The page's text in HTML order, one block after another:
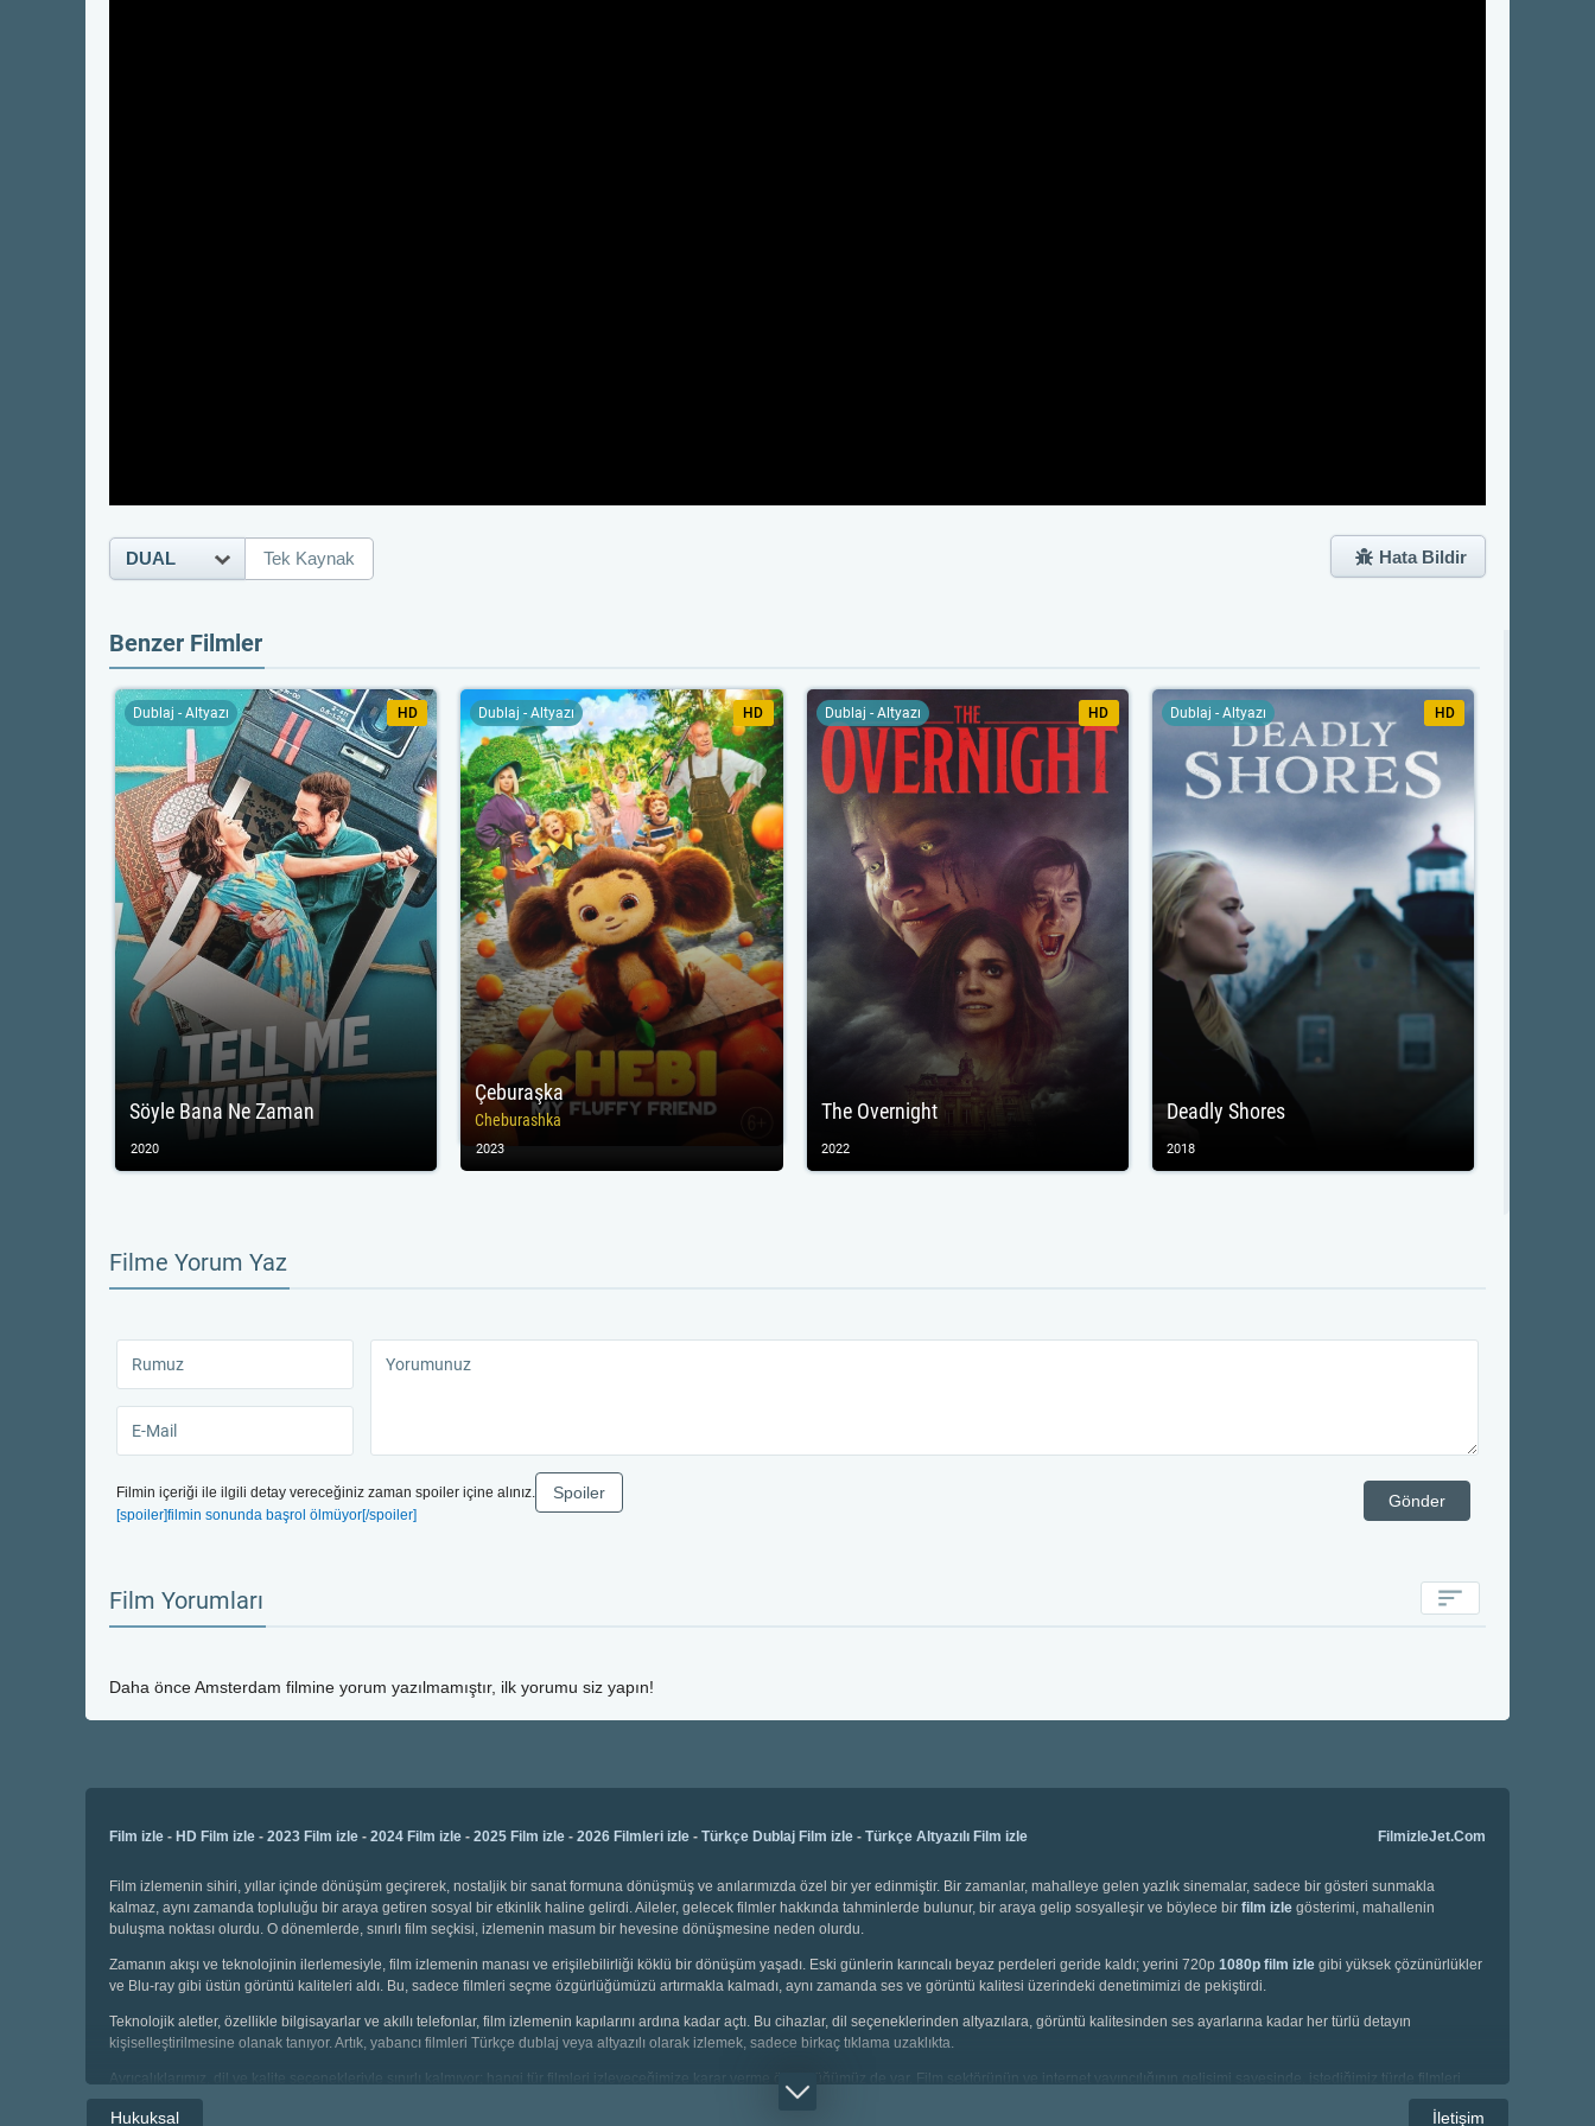
DUAL Tek Kaynak Hata Bildir
Benzer Filmler
Söyle Bana Ne Zaman
Dublaj - Altyazı HD
2020
Çeburaşka
Cheburashka
Dublaj - Altyazı HD
2023
The Overnight
Dublaj - Altyazı HD
2022
Deadly Shores
Dublaj - Altyazı HD
2018
Filme Yorum Yaz
Filmin içeriği ile ilgili detay vereceğiniz zaman spoiler içine alınız.
[spoiler]filmin sonunda başrol ölmüyor[/spoiler]
Gönder
Spoiler
Film Yorumları
Daha önceAmsterdam filmine yorum yazılmamıştır, ilk yorumu siz yapın!
Film izle - HD Film izle - 2023 Film izle - 2024 Film izle - 2025 Film izle - 2026 Filmleri izle - Türkçe Dublaj Film izle - Türkçe Altyazılı Film izle FilmizleJet.Com
Film izlemenin sihiri, yıllar içinde dönüşüm geçirerek, nostaljik bir sanat formuna dönüşmüş ve anılarımızda özel bir yer edinmiştir. Bir zamanlar, mahalleye gelen yazlık sinemalar, sadece bir gösteri sunmakla
kalmaz, aynı zamanda topluluğu bir araya getiren sosyal bir etkinlik haline gelirdi. Aileler, gelecek filmler hakkında tahminlerde bulunur, bir araya gelip sosyalleşir ve böylece bir film izle gösterimi, mahallenin
buluşma noktası olurdu. O dönemlerde, sınırlı film seçkisi, izlemenin masum bir hevesine dönüşmesine neden olurdu.
Zamanın akışı ve teknolojinin ilerlemesiyle, film izlemenin manası ve erişilebilirliği köklü bir dönüşüm yaşadı. Eski günlerin karıncalı beyaz perdeleri geride kaldı; yerini 720p 1080p film izle gibi yüksek çözünürlükler
ve Blu-ray gibi üstün görüntü kaliteleri aldı. Bu, sadece filmleri seçme özgürlüğümüzü artırmakla kalmadı, aynı zamanda ses ve görüntü kalitesi üzerindeki denetimimizi de pekiştirdi.
Teknolojik aletler, özellikle bilgisayarlar ve akıllı telefonlar, film izlemenin kapılarını ardına kadar açtı. Bu cihazlar, dil seçeneklerinden altyazılara, görüntü kalitesinden ses ayarlarına kadar her türlü detayın
kişiselleştirilmesine olanak tanıyor. Artık, yabancı filmleri Türkçe dublaj veya altyazılı olarak izlemek, sadece birkaç tıklama uzaklıkta.
Ayrıcalıklarımız, dil ve kalite seçenekleriyle sınırlı kalmıyor; hangi tür filmleri izleyeceğimize karar verme özgürlüğümüz de var. Film sektörünün ve internet yayıncılığının gelişimi sayesinde, istediğimiz türde filmleri
seçebiliyor, geniş kategoriler arasında gezinebiliyoruz. Çocuklar için animasyonlar, gençler için aksiyon dolu sahneler, yetişkinler için bilim kurgu ve korku filmleri gibi geniş bir yelpazede seçim yapma imkanına
sahibiz.
Hukuksal İletişim